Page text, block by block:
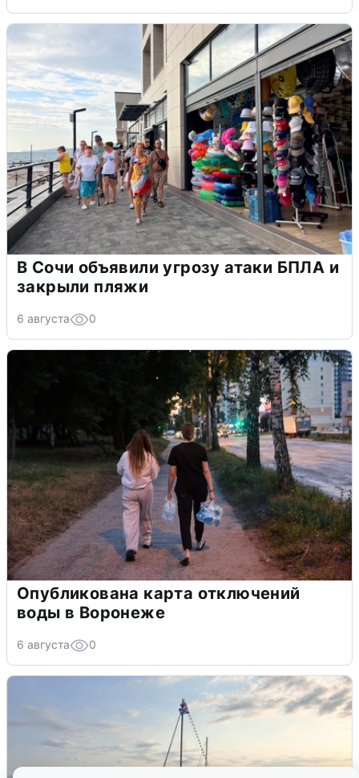
В Сочи объявили угрозу атаки БПЛА и
закрыли пляжи
6 августа 0
Опубликована карта отключений
воды в Воронеже
6 августа 0